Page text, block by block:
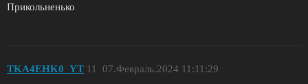
Прикольненько
TKA4EHK0_YT 07.Февраль.2024 11:11:29
11